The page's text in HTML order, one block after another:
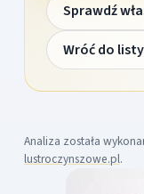
Sprawdź
Wróć do
Analiza została
lustroczynszowe.pl.